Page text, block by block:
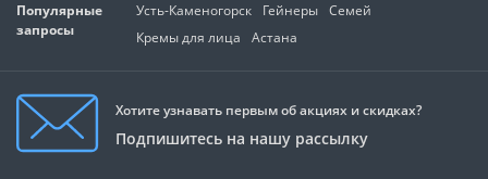
Популярные
запросы
Усть-Каменогорск Гейнеры Семей
Кремы для лица
Астана
Хотите узнавать первым об акциях и скидках?
Подпишитесь на нашу рассылку